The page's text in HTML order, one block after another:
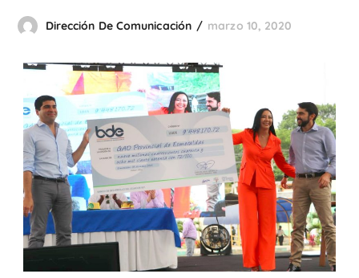
Dirección De Comunicación marzo 10, 2020